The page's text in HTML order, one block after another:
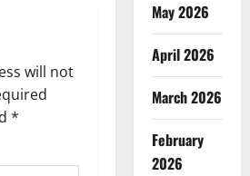
will not
*
May 2026
April 2026
March 2026
February
2026